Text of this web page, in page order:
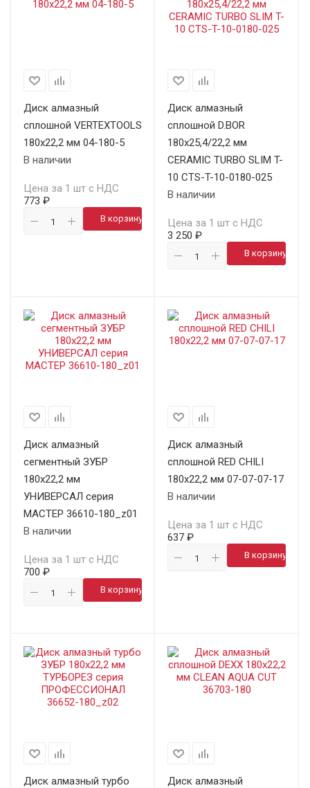
Диск алмазный
сплошной VERTEXTOOLS
180х22,2 мм 04-180-5
В наличии
Цена за 1 шт с НДС
773 ₽
В корзину
Диск алмазный
сплошной D.BOR
180х25,4/22,2 мм
CERAMIC TURBO SLIM T-
10 CTS-T-10-0180-025
В наличии
Цена за 1 шт с НДС
3 250 ₽
В корзину
Диск алмазный
сегментный ЗУБР
180х22,2 мм
УНИВЕРСАЛ серия
МАСТЕР 36610-180_z01
В наличии
Цена за 1 шт с НДС
700 ₽
В корзину
Диск алмазный
сплошной RED CHILI
180х22,2 мм 07-07-07-17
В наличии
Цена за 1 шт с НДС
637 ₽
В корзину
Диск алмазный турбо
Диск алмазный